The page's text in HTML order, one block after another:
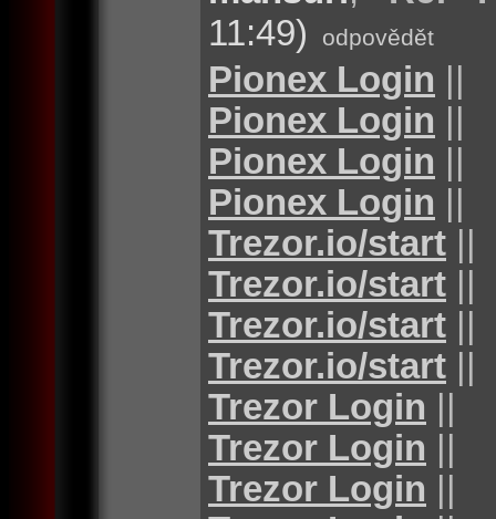
11:49)
odpovědět
Pionex Login ||
Pionex Login ||
Pionex Login ||
Pionex Login ||
Trezor.io/start ||
Trezor.io/start ||
Trezor.io/start ||
Trezor.io/start ||
Trezor Login ||
Trezor Login ||
Trezor Login ||